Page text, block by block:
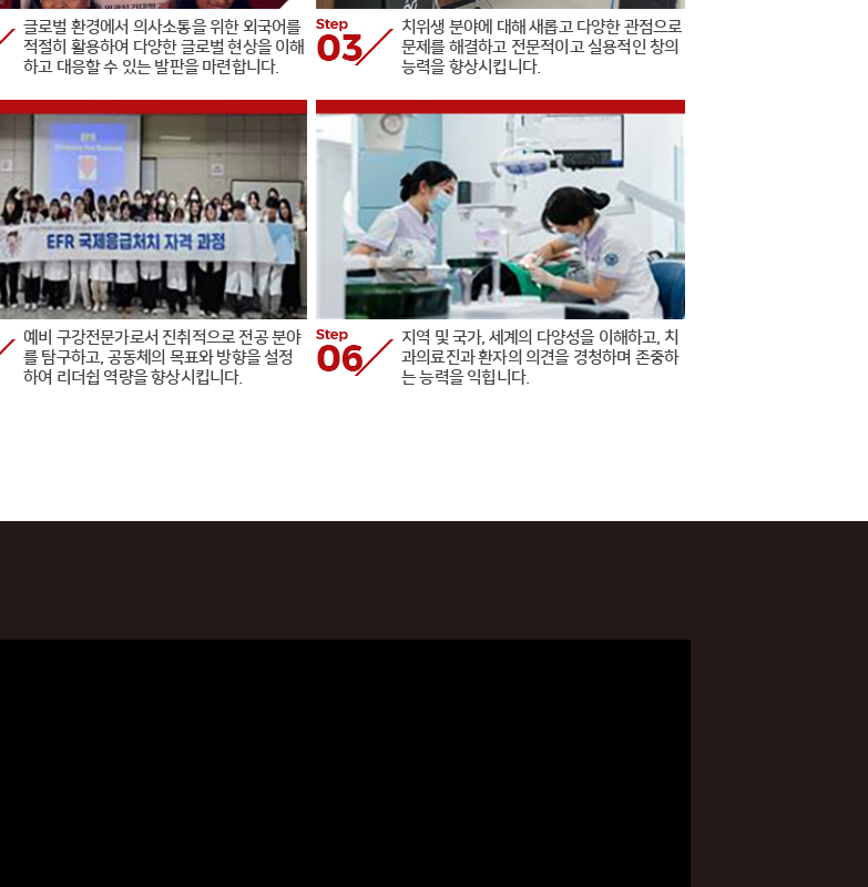
글로벌 환경에서 의사소통을 위한 외국어를
적절히 활용하여 다양한 글로벌 현상을 이해
하고 대응할 수 있는 발판을 마련합니다.
치위생 분야에 대해 새롭고 다양한 관점으로
문제를 해결하고 전문적이고 실용적인 창의
능력을 향상시킵니다.
예비 구강전문가로서 진취적으로 전공 분야
를 탐구하고, 공동체의 목표와 방향을 설정
하여 리더쉽 역량을 향상시킵니다.
지역 및 국가, 세계의 다양성을 이해하고, 치
과의료진과 환자의 의견을 경청하며 존중하
는 능력을 익힙니다.